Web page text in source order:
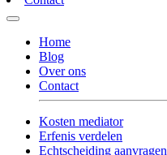
Home
Blog
Over ons
Contact
Kosten mediator
Erfenis verdelen
Echtscheiding aanvragen